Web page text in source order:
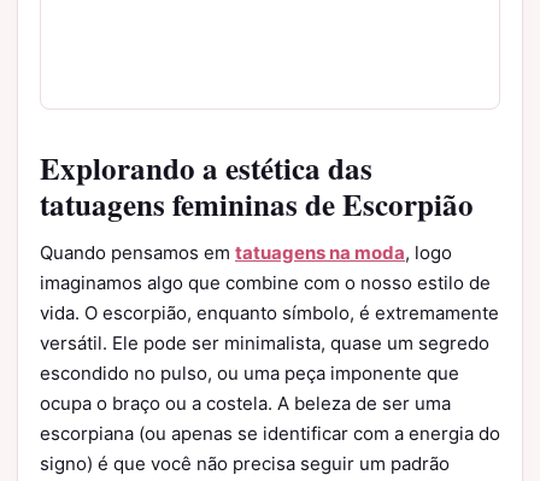
Explorando a estética das
tatuagens femininas de Escorpião
Quando pensamos em tatuagens na moda, logo
imaginamos algo que combine com o nosso estilo de
vida. O escorpião, enquanto símbolo, é extremamente
versátil. Ele pode ser minimalista, quase um segredo
escondido no pulso, ou uma peça imponente que
ocupa o braço ou a costela. A beleza de ser uma
escorpiana (ou apenas se identificar com a energia do
signo) é que você não precisa seguir um padrão